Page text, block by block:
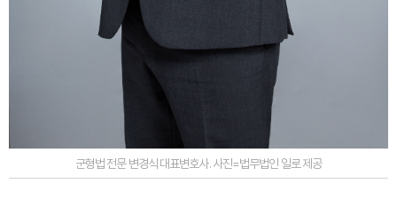
군형법 전문 변경식 대표변호사. 사진=법무법인 일로 제공